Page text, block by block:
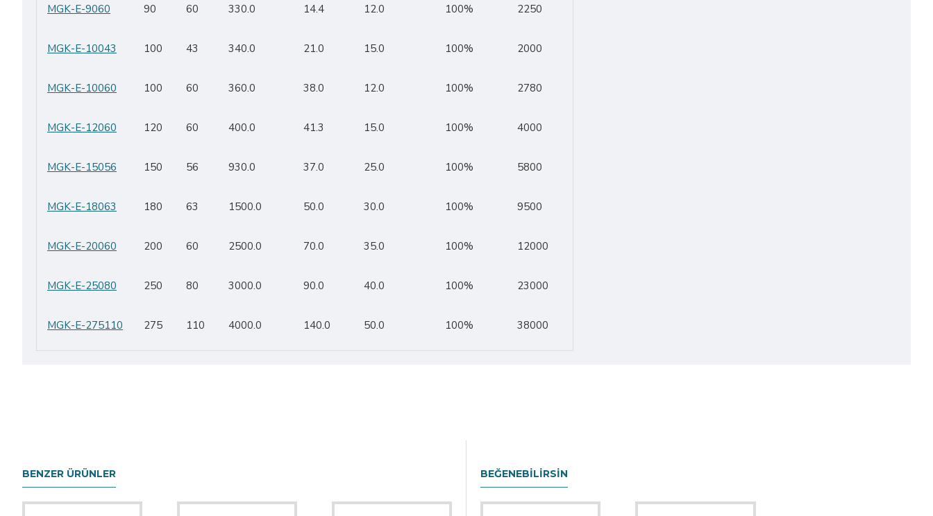
MGK-E-9060 90 60 330.0 14.4 12.0 100% 2250
MGK-E-10043 100 43 340.0 21.0 15.0 100% 2000
MGK-E-10060 100 60 360.0 38.0 12.0 100% 2780
MGK-E-12060 120 60 400.0 41.3 15.0 100% 4000
MGK-E-15056 150 56 930.0 37.0 25.0 100% 5800
MGK-E-18063 180 63 1500.0 50.0 30.0 100% 9500
MGK-E-20060 200 60 2500.0 70.0 35.0 100% 12000
MGK-E-25080 250 80 3000.0 90.0 40.0 100% 23000
MGK-E-275110 275 110 4000.0 140.0 50.0 100% 38000
BENZER ÜRÜNLER BEĞENEBILIRSIN